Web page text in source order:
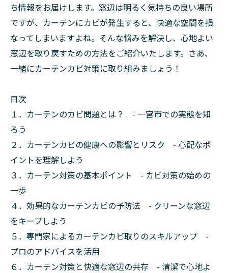
ち情報をお届けします。窓辺は明るく気持ちの良い場所
ですが、カーテンにカビが発生すると、快適な空間を損
なってしまいますよね。そんな悩みを解決し、心地よい
窓辺を取り戻すための方法をご紹介いたします。さあ、
一緒にカーテンカビ対策に取り組みましょう！
目次
１．カーテンのカビ問題とは？ - 一宮市での実態を知
ろう
２．カーテンカビの健康への影響とリスク - 心配なポ
イントを理解しよう
３．カーテン対策の基本ポイント - カビ対策の始めの
一歩
４．効果的なカーテンカビの予防法 - クリーンな窓辺
をキープしよう
５．専門家によるカーテンカビ取りのスキルアップ -
プロのアドバイスを活用
６．カーテン対策と快適な窓辺の共存 - 清潔で心地よ